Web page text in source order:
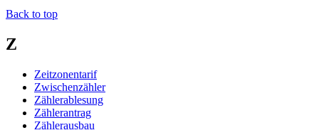
Back to top
Z
Zeitzonentarif
Zwischenzähler
Zählerablesung
Zählerantrag
Zählerausbau